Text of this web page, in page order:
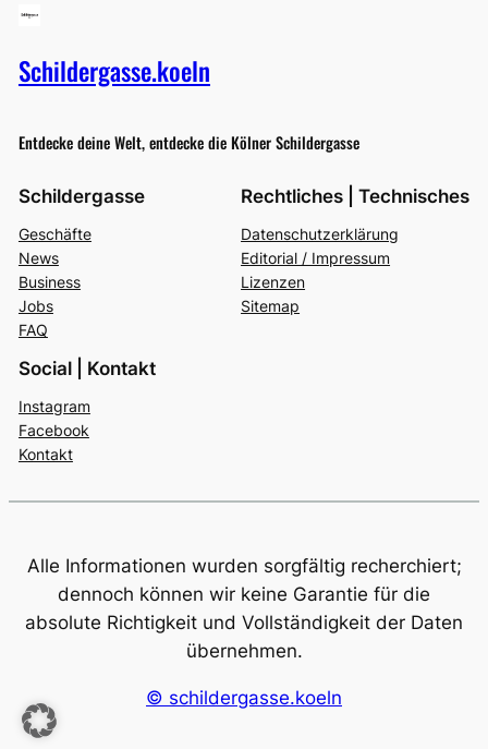
Schildergasse.koeln
Entdecke deine Welt, entdecke die Kölner Schildergasse
Schildergasse
Geschäfte
News
Business
Jobs
FAQ
Rechtliches | Technisches
Datenschutzerklärung
Editorial / Impressum
Lizenzen
Sitemap
Social | Kontakt
Instagram
Facebook
Kontakt
Alle Informationen wurden sorgfältig recherchiert;
dennoch können wir keine Garantie für die
absolute Richtigkeit und Vollständigkeit der Daten
übernehmen.
© schildergasse.koeln